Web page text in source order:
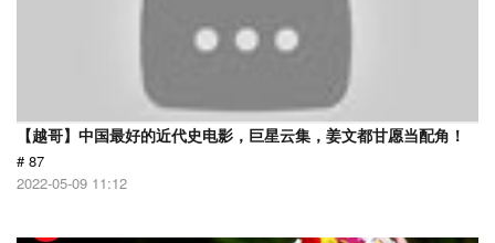
【越哥】中国最好的近代史电影，巨星云集，姜文都甘愿当配角！
# 87
2022-05-09 11:12